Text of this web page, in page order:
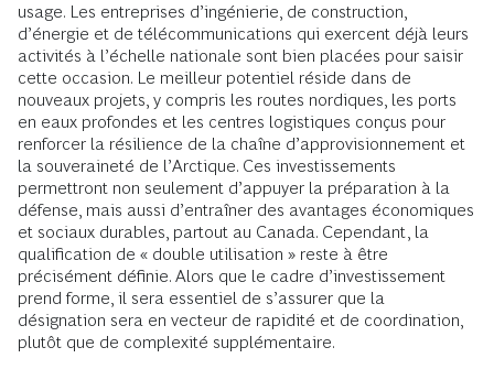
usage. Les entreprises d’ingénierie, de construction,
d’énergie et de télécommunications qui exercent déjà leurs
activités à l’échelle nationale sont bien placées pour saisir
cette occasion. Le meilleur potentiel réside dans de
nouveaux projets, y compris les routes nordiques, les ports
en eaux profondes et les centres logistiques conçus pour
renforcer la résilience de la chaîne d’approvisionnement et
la souveraineté de l’Arctique. Ces investissements
permettront non seulement d’appuyer la préparation à la
défense, mais aussi d’entraîner des avantages économiques
et sociaux durables, partout au Canada. Cependant, la
qualification de « double utilisation » reste à être
précisément définie. Alors que le cadre d’investissement
prend forme, il sera essentiel de s’assurer que la
désignation sera en vecteur de rapidité et de coordination,
plutôt que de complexité supplémentaire.